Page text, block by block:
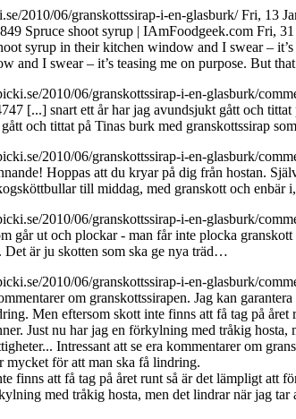
2010/06/granskottssirap-i-en-glasburk/Fri, 13
Spruce shoot syrup | IAmFoodgeek.com Fri,
syrup in their kitchen window and I swear –
and I swear – it’s teasing me on purpose. But
2010/06/granskottssirap-i-en-glasburk/
[...] snart ett år har jag avundsjukt gått och
och tittat på Tinas burk med granskottssirap
2010/06/granskottssirap-i-en-glasburk/
Hoppas att du kryar på dig från hostan.
till middag, med granskott och enbär
2010/06/granskottssirap-i-en-glasburk/
går ut och plockar - man får inte plocka
Det är ju skotten som ska ge nya träd…
2010/06/granskottssirap-i-en-glasburk/
om granskottssirapen. Jag kan
Men eftersom skott inte finns att få tag på
Just nu har jag en förkylning med tråkig
Intressant att se era kommentarer om
mycket för att man ska få lindring.
finns att få tag på året runt så är det lämpligt att
med tråkig hosta, men det lindrar när jag